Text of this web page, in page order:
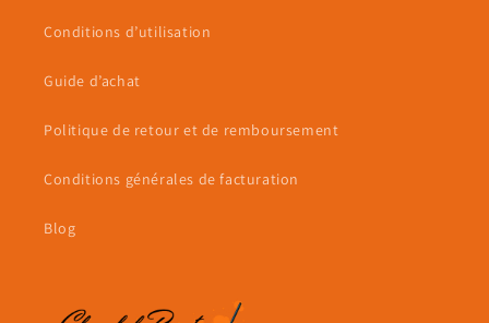
Conditions d’utilisation
Guide d’achat
Politique de retour et de remboursement
Conditions générales de facturation
Blog